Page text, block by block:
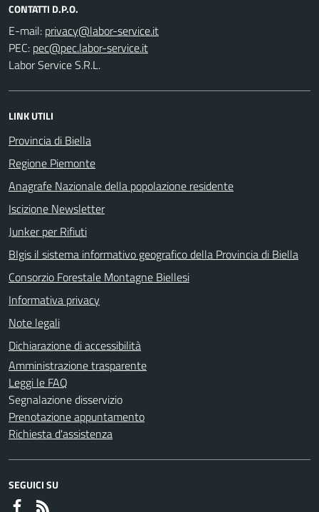
CONTATTI D.P.O.
E-mail:
PEC:
Labor Service S.R.L.
LINK UTILI
Provincia di Biella
Regione Piemonte
Anagrafe Nazionale della popolazione residente
Iscizione Newsletter
Junker per Rifiuti
BIgis il sistema informativo geografico della Provincia di Biella
Consorzio Forestale Montagne Biellesi
Informativa privacy
Note legali
Dichiarazione di accessibilità
Amministrazione trasparente
Leggi le FAQ
Segnalazione disservizio
Prenotazione appuntamento
Richiesta d'assistenza
SEGUICI SU